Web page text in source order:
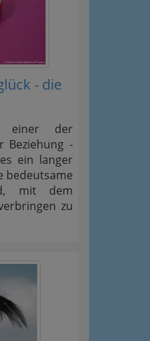
- die
der
Beziehung -
ein langer
bedeutsame
mit dem
zu